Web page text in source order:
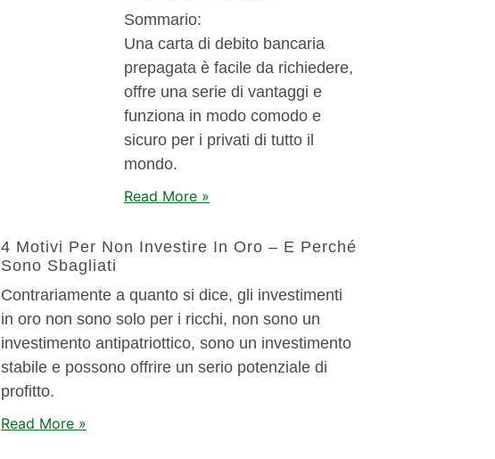
Sommario:
Una carta di debito bancaria
prepagata è facile da richiedere,
offre una serie di vantaggi e
funziona in modo comodo e
sicuro per i privati di tutto il
mondo.
Read More »
4 Motivi Per Non Investire In Oro – E Perché
Sono Sbagliati
Contrariamente a quanto si dice, gli investimenti
in oro non sono solo per i ricchi, non sono un
investimento antipatriottico, sono un investimento
stabile e possono offrire un serio potenziale di
profitto.
Read More »